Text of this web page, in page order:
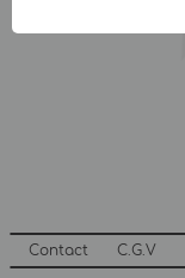
Contact C.G.V